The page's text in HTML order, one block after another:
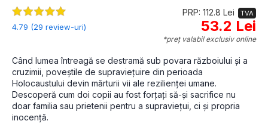
4.79 (29 review-uri)
PRP: 112.8 Lei TVA
53.2 Lei
*preț valabil exclusiv online
Când lumea întreagă se destramă sub povara războiului și a
cruzimii, poveștile de supraviețuire din perioada
Holocaustului devin mărturii vii ale rezilienței umane.
Descoperă cum doi copii au fost forțați să-și sacrifice nu
doar familia sau prietenii pentru a supraviețui, ci și propria
inocență.